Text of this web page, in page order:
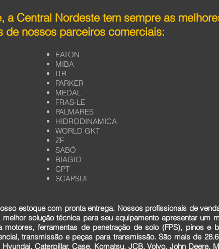
a Central Nordeste tem sempre as
de nossos parceiros comerciais:
EATON
MIBA
ITR
PARKER
MEDAL
FRAS-LE
PALMARES
HIDRODINAMICA
WORLD GKT
ZF
SABÓ
BIAGIO
CPT
SCAPSUL
estoque com pronta entrega. Nossos profissionais de
solução técnica para seu equipamento apresentar um
ferramentas de penetração de solo (FPS), pinos e
transmissão e peças para transmissão. São mais de
Caterpillar, Case, Komatsu, JCB, Volvo, John Deere,